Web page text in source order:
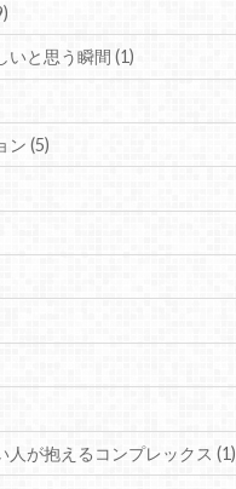
いと思う瞬間 (1)
ン (5)
人が抱えるコンプレックス (1)